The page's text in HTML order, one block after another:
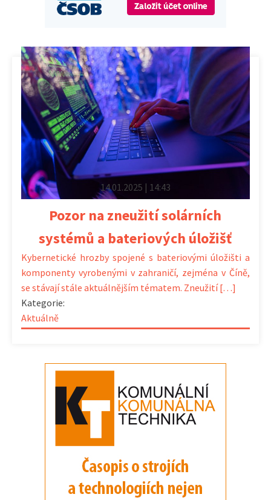
14.01.2025 | 14:43
Pozor na zneužití solárních
systémů a bateriových úložišť
Kybernetické hrozby spojené s bateriovými úložišti a
komponenty vyrobenými v zahraničí, zejména v Číně,
se stávají stále aktuálnějším tématem. Zneužití […]
Kategorie:
Aktuálně